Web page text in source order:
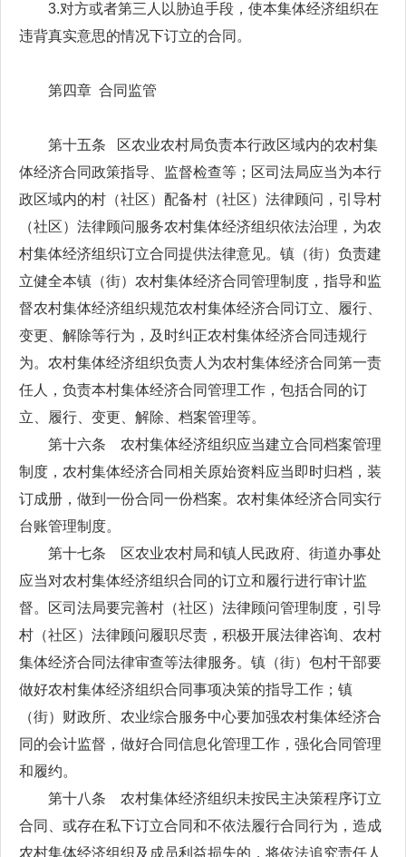
3.对方或者第三人以胁迫手段，使本集体经济组织在
违背真实意思的情况下订立的合同。
第四章 合同监管
第十五条 区农业农村局负责本行政区域内的农村集
体经济合同政策指导、监督检查等；区司法局应当为本行
政区域内的村（社区）配备村（社区）法律顾问，引导村
（社区）法律顾问服务农村集体经济组织依法治理，为农
村集体经济组织订立合同提供法律意见。镇（街）负责建
立健全本镇（街）农村集体经济合同管理制度，指导和监
督农村集体经济组织规范农村集体经济合同订立、履行、
变更、解除等行为，及时纠正农村集体经济合同违规行
为。农村集体经济组织负责人为农村集体经济合同第一责
任人，负责本村集体经济合同管理工作，包括合同的订
立、履行、变更、解除、档案管理等。
第十六条 农村集体经济组织应当建立合同档案管理
制度，农村集体经济合同相关原始资料应当即时归档，装
订成册，做到一份合同一份档案。农村集体经济合同实行
台账管理制度。
第十七条 区农业农村局和镇人民政府、街道办事处
应当对农村集体经济组织合同的订立和履行进行审计监
督。区司法局要完善村（社区）法律顾问管理制度，引导
村（社区）法律顾问履职尽责，积极开展法律咨询、农村
集体经济合同法律审查等法律服务。镇（街）包村干部要
做好农村集体经济组织合同事项决策的指导工作；镇
（街）财政所、农业综合服务中心要加强农村集体经济合
同的会计监督，做好合同信息化管理工作，强化合同管理
和履约。
第十八条 农村集体经济组织未按民主决策程序订立
合同、或存在私下订立合同和不依法履行合同行为，造成
农村集体经济组织及成员利益损失的，将依法追究责任人